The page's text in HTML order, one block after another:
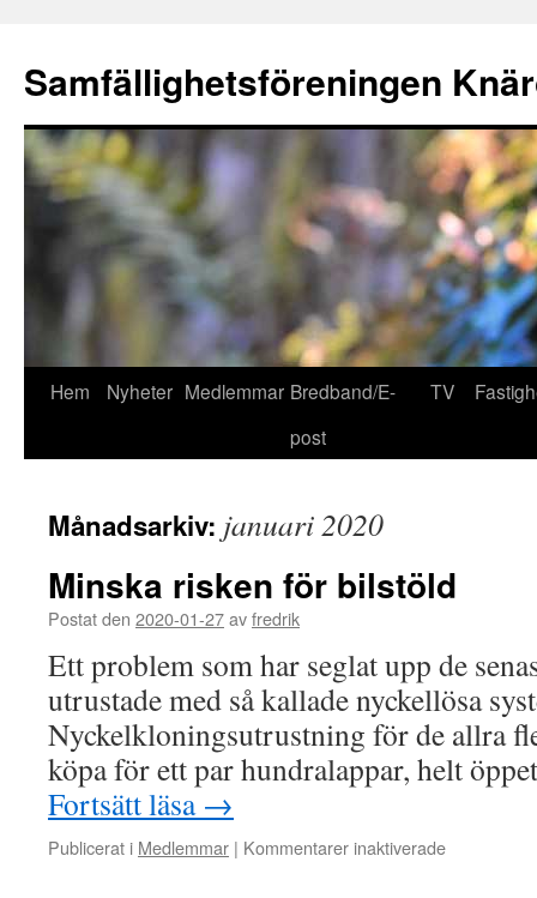
innehåll
Samfällighetsföreningen
Hem Nyheter Medlemmar Bredband/E-
post
TV
Månadsarkiv: januari 2020
Minska risken för bilstöld
Postat den 2020-01-27avfredrik
Ett problem som har seglat upp de
utrustade med så kallade nyckellösa
Nyckelkloningsutrustning för de allra
köpa för ett par hundralappar, helt
Fortsätt läsa →
Publicerat i Medlemmar | Kommentarer inaktiveradeför